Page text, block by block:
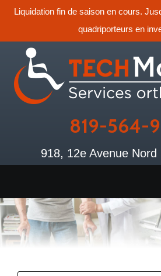
Liquidation fin de saison en cours.
quadriporteurs en
819-564-
918, 12e Avenue Nord